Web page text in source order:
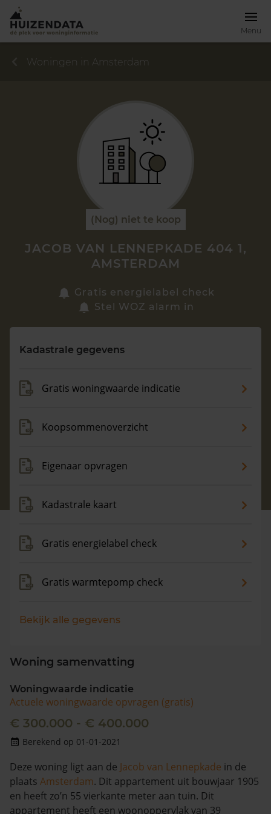
Menu
Vragen? Neem contact met ons op
088 220 4200
Woningen in Amsterdam
(Nog) niet te koop
JACOB VAN LENNEPKADE 404 1,
AMSTERDAM
Gratis energielabel check
Stel WOZ alarm in
Kadastrale gegevens
Gratis woningwaarde indicatie
Koopsommenoverzicht
Eigenaar opvragen
Kadastrale kaart
Gratis energielabel check
Gratis warmtepomp check
Bekijk alle gegevens
Woning samenvatting
Woningwaarde indicatie
Actuele woningwaarde opvragen (gratis)
€ 300.000 - € 400.000
Berekend op 01-01-2021
Deze woning ligt aan de Jacob van Lennepkade in de
plaats Amsterdam. Dit appartement uit bouwjaar 1905
en heeft zo’n 55 vierkante meter aan tuin. Dit
appartement heeft een woonoppervlak van 39